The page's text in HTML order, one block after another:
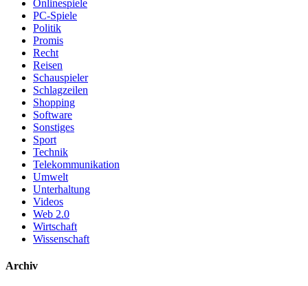
Onlinespiele
PC-Spiele
Politik
Promis
Recht
Reisen
Schauspieler
Schlagzeilen
Shopping
Software
Sonstiges
Sport
Technik
Telekommunikation
Umwelt
Unterhaltung
Videos
Web 2.0
Wirtschaft
Wissenschaft
Archiv